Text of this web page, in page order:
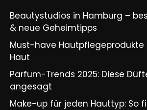
Beautystudios in Hamburg –
& neue Geheimtipps
Must-have
Haut
Parfum-Trends 2025: Diese
angesagt
Make-up für jeden Hauttyp: So